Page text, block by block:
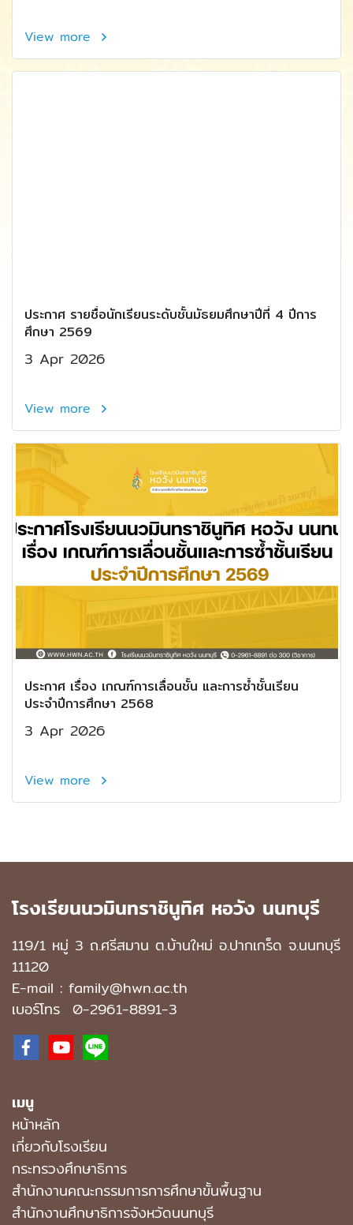
View more
ประกาศ รายชื่อนักเรียนระดับชั้นมัธยมศึกษาปีที่ 4 ปีการ
ศึกษา 2569
3 Apr 2026
View more
ประกาศ เรื่อง เกณฑ์การเลื่อนชั้น และการซ้ำชั้นเรียน
ประจำปีการศึกษา 2568
3 Apr 2026
View more
โรงเรียนนวมินทราชินูทิศ หอวัง นนทบุรี
119/1 หมู่ 3 ถ.ศรีสมาน ต.บ้านใหม่ อ.ปากเกร็ด จ.นนทบุรี
11120
E-mail : family@hwn.ac.th
เบอร์โทร 0-2961-8891-3
เมนู
หน้าหลัก
เกี่ยวกับโรงเรียน
กระทรวงศึกษาธิการ
สำนักงานคณะกรรมการการศึกษาขั้นพื้นฐาน
สำนักงานศึกษาธิการจังหวัดนนทบุรี